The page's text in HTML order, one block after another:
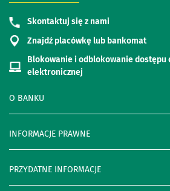
O BANKU
INFORMACJE PRAWNE
PRZYDATNE INFORMACJE
Skontaktuj się z nami
Znajdź placówkę lub bankomat
Blokowanie i odblokowanie dostępu
elektronicznej